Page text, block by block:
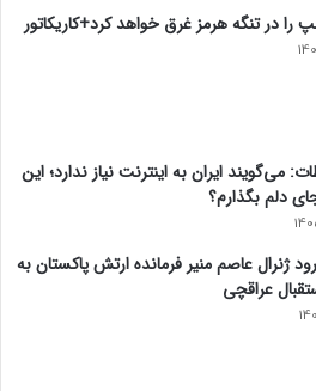
را در تنگه هرمز غرق خواهد کرد+کاریکاتور
می‌گویند ایران به اینترنت نیاز ندارد؛ این
دلم بگذارم؟
ژنرال عاصم منیر فرمانده ارتش پاکستان به
عراقچی